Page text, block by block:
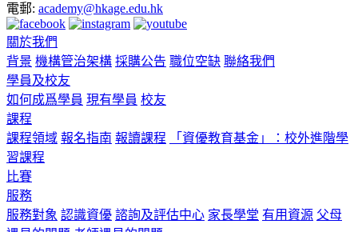
電郵: academy@hkage.edu.hk
關於我們
背景 機構管治架構 採購公告 職位空缺 聯絡我們
學員及校友
如何成爲學員 現有學員 校友
課程
課程領域 報名指南 報讀課程
「資優教育基金」：校外進階學
習課程
比賽
服務
服務對象 認識資優 諮詢及評估中心 家長學堂 有用資源 父母